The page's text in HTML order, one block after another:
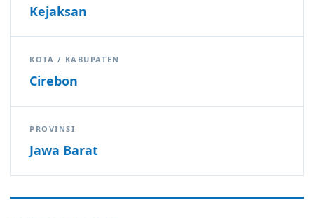
Kejaksan
KOTA / KABUPATEN
Cirebon
PROVINSI
Jawa Barat